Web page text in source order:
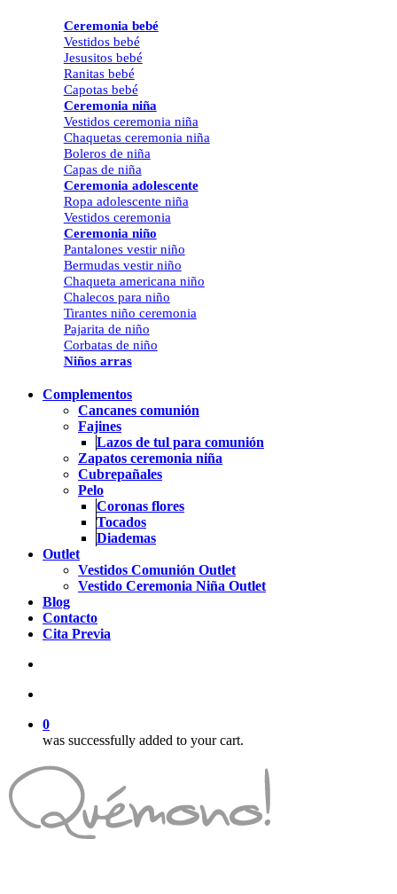
Ceremonia bebé
Vestidos bebé
Jesusitos bebé
Ranitas bebé
Capotas bebé
Ceremonia niña
Vestidos ceremonia niña
Chaquetas ceremonia niña
Boleros de niña
Capas de niña
Ceremonia adolescente
Ropa adolescente niña
Vestidos ceremonia
Ceremonia niño
Pantalones vestir niño
Bermudas vestir niño
Chaqueta americana niño
Chalecos para niño
Tirantes niño ceremonia
Pajarita de niño
Corbatas de niño
Niños arras
Complementos
Cancanes comunión
Fajines
Lazos de tul para comunión
Zapatos ceremonia niña
Cubrepañales
Pelo
Coronas flores
Tocados
Diademas
Outlet
Vestidos Comunión Outlet
Vestido Ceremonia Niña Outlet
Blog
Contacto
Cita Previa
0
was successfully added to your cart.